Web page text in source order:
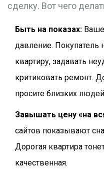
сделку. Вот чего
Быть на показах:
давление. Покупатель
квартиру, задавать
критиковать ремонт.
просите близких людей
Завышать цену «на
сайтов показывают
Дорогая квартира
качественная.